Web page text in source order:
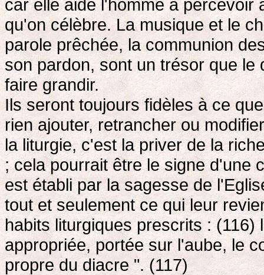
car elle aide l'homme à percevoir
qu'on célèbre. La musique et le
parole prêchée, la communion
son pardon, sont un trésor que
faire grandir.
Ils seront toujours fidèles à ce
rien ajouter, retrancher ou
la liturgie, c'est la priver de la
; cela pourrait être le signe d'une
est établi par la sagesse de
tout et seulement ce qui leur
habits liturgiques prescrits : (116)
appropriée, portée sur l'aube, le
propre du diacre ". (117)